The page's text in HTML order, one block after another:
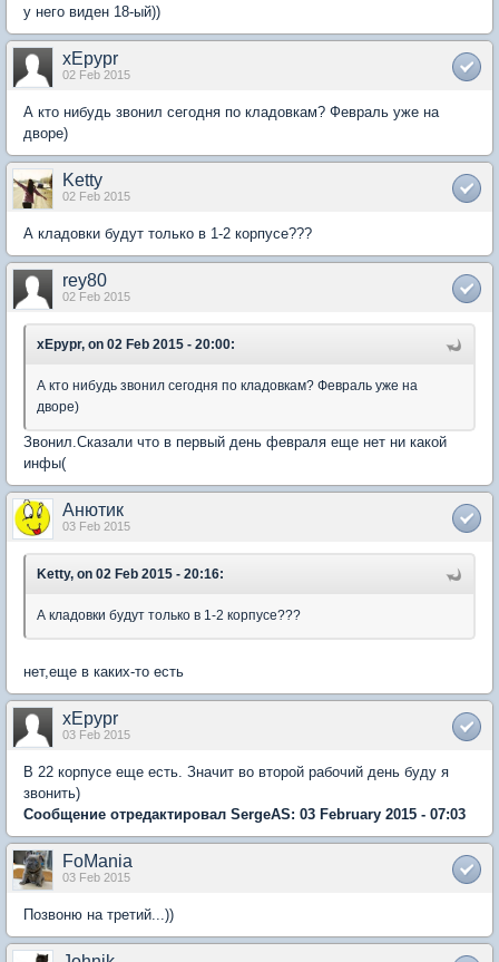
у него виден 18-ый))
xEpypr
02 Feb 2015
А кто нибудь звонил сегодня по кладовкам? Февраль уже на
дворе)
Ketty
02 Feb 2015
А кладовки будут только в 1-2 корпусе???
rey80
02 Feb 2015
xEpypr, on 02 Feb 2015 - 20:00:
А кто нибудь звонил сегодня по кладовкам? Февраль уже на
дворе)
Звонил.Сказали что в первый день февраля еще нет ни какой
инфы(
Анютик
03 Feb 2015
Ketty, on 02 Feb 2015 - 20:16:
А кладовки будут только в 1-2 корпусе???
нет,еще в каких-то есть
xEpypr
03 Feb 2015
В 22 корпусе еще есть. Значит во второй рабочий день буду я
звонить)
Сообщение отредактировал SergeAS: 03 February 2015 - 07:03
FoMania
03 Feb 2015
Позвоню на третий...))